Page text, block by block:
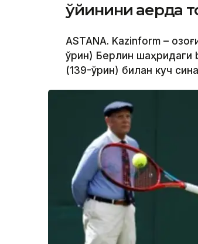
ўйинини қаерда
ASTANA. Kazinform –
ўрин) Берлин шаҳридаги
(139-ўрин) билан куч